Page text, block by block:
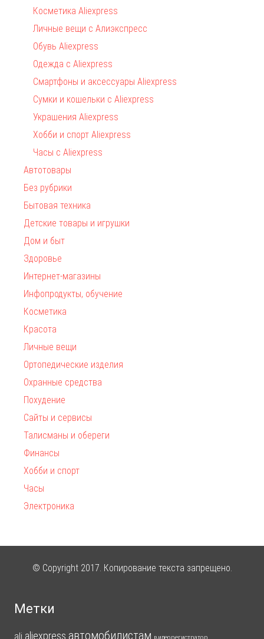
Косметика Aliexpress
Личные вещи с Алиэкспресс
Обувь Aliexpress
Одежда с Aliexpress
Смартфоны и аксессуары Aliexpress
Сумки и кошельки с Aliexpress
Украшения Aliexpress
Хобби и спорт Aliexpress
Часы с Aliexpress
Автотовары
Без рубрики
Бытовая техника
Детские товары и игрушки
Дом и быт
Здоровье
Интернет-магазины
Инфопродукты, обучение
Косметика
Красота
Личные вещи
Ортопедические изделия
Охранные средства
Похудение
Сайты и сервисы
Талисманы и обереги
Финансы
Хобби и спорт
Часы
Электроника
© Copyright 2017. Копирование текста запрещено.
Метки
ali aliexpress автомобилистам видеорегистратор